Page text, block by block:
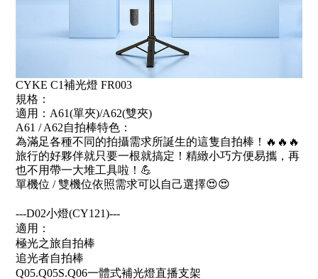
CYKE C1補光燈 FR003
規格：
適用：A61(單夾)/A62(雙夾)
A61 / A62自拍棒特色：
為滿足各種不同的拍攝需求所誕生的這隻自拍棒！🔥🔥🔥
旅行的好夥伴就只要一根就搞定！精緻小巧方便易攜，再
也不用帶一大堆工具啦！💪
單機位 / 雙機位依照需求可以自己選擇😍😍
---D02小燈(CY121)---
適用：
極光之旅自拍棒
追光者自拍棒
Q05.Q05S.Q06一體式補光燈直播支架